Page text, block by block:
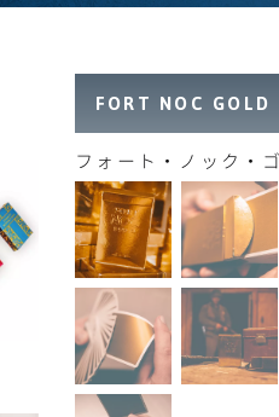
FORT NOC GOLD
フォート・ノック・